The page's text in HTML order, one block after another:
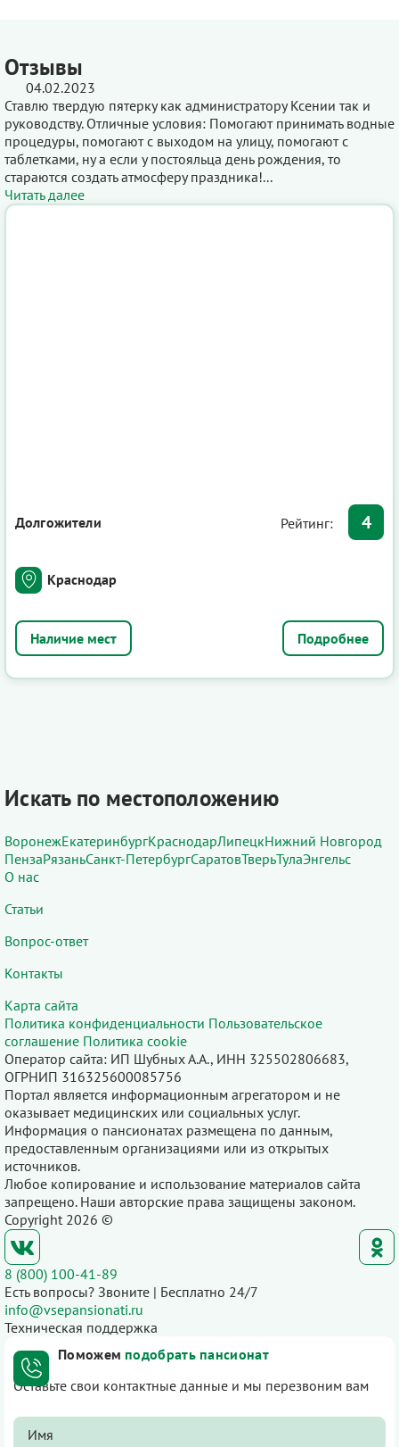
Отзывы
04.02.2023
Ставлю твердую пятерку как администратору Ксении так и
руководству. Отличные условия: Помогают принимать водные
процедуры, помогают с выходом на улицу, помогают с
таблетками, ну а если у постояльца день рождения, то
стараются создать атмосферу праздника!...
Читать далее
Долгожители Рейтинг: 4
Краснодар
Подробнее
Искать по местоположению
ВоронежЕкатеринбургКраснодарЛипецкНижний Новгород
ПензаРязаньСанкт-ПетербургСаратовТверьТулаЭнгельс
О нас
Статьи
Вопрос-ответ
Контакты
Карта сайта
Политика конфиденциальности Пользовательское
соглашение Политика cookie
Оператор сайта: ИП Шубных А.А., ИНН 325502806683,
ОГРНИП 316325600085756
Портал является информационным агрегатором и не
оказывает медицинских или социальных услуг.
Информация о пансионатах размещена по данным,
предоставленным организациями или из открытых
источников.
Любое копирование и использование материалов сайта
запрещено. Наши авторские права защищены законом.
Copyright 2026 ©
8 (800) 100-41-89
Есть вопросы? Звоните | Бесплатно 24/7
info@vsepansionati.ru
Техническая поддержка
Поможем подобрать пансионат
Оставьте свои контактные данные и мы перезвоним вам